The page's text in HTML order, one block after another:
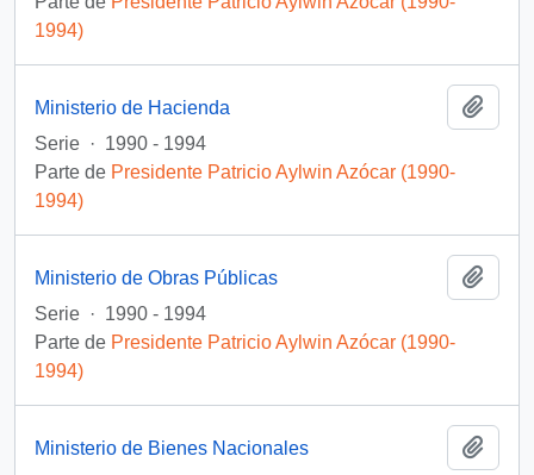
1994)
Ministerio de Hacienda
Serie · 1990 - 1994
Parte de Presidente Patricio Aylwin Azócar (1990-
1994)
Ministerio de Obras Públicas
Serie · 1990 - 1994
Parte de Presidente Patricio Aylwin Azócar (1990-
1994)
Ministerio de Bienes Nacionales